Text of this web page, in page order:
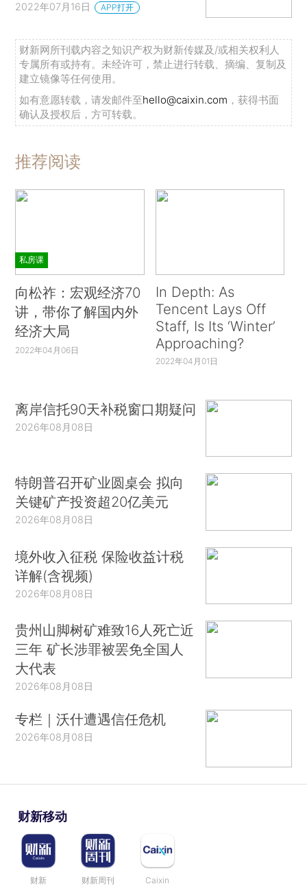
2022年07月16日 APP打开
财新网所刊载内容之知识产权为财新传媒及/或相关权利人
专属所有或持有。未经许可，禁止进行转载、摘编、复制及
建立镜像等任何使用。
如有意愿转载，请发邮件至hello@caixin.com ，获得书面
确认及授权后，方可转载。
推荐阅读
私房课
向松祚：宏观经济70
讲，带你了解国内外
经济大局
2022年04月06日
In Depth: As
Tencent Lays Off
Staff, Is Its ‘Winter’
Approaching?
2022年04月01日
离岸信托90天补税窗口期疑问
2026年08月08日
特朗普召开矿业圆桌会 拟向
关键矿产投资超20亿美元
2026年08月08日
境外收入征税 保险收益计税
详解(含视频)
2026年08月08日
贵州山脚树矿难致16人死亡近
三年 矿长涉罪被罢免全国人
大代表
2026年08月08日
专栏｜沃什遭遇信任危机
2026年08月08日
财新移动
财新 财新周刊 Caixin